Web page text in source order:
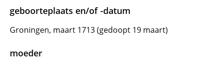
geboorteplaats en/of -datum
Groningen, maart 1713 (gedoopt 19 maart)
moeder